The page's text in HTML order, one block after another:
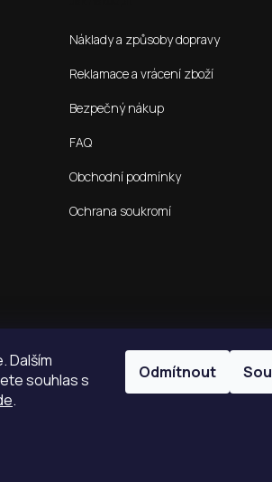
Dalším
souhlas s
.
Odmítnout
Náklady a způsoby dopravy
Reklamace a vrácení zboží
Bezpečný nákup
FAQ
Obchodní podmínky
Ochrana soukromí